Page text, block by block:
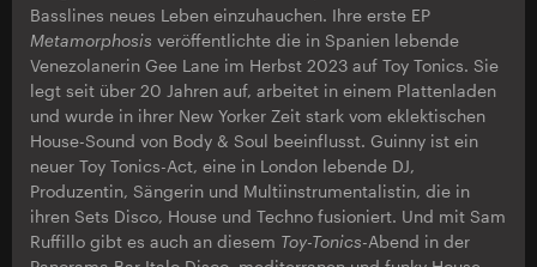
Basslines neues Leben einzuhauchen. Ihre erste EP
Metamorphosis veröffentlichte die in Spanien lebende
Venezolanerin Gee Lane im Herbst 2023 auf Toy Tonics. Sie
legt seit über 20 Jahren auf, arbeitet in einem Plattenladen
und wurde in ihrer New Yorker Zeit stark vom eklektischen
House-Sound von Body & Soul beeinflusst. Guinny ist ein
neuer Toy Tonics-Act, eine in London lebende DJ,
Produzentin, Sängerin und Multiinstrumentalistin, die in
ihren Sets Disco, House und Techno fusioniert. Und mit Sam
Ruffillo gibt es auch an diesem Toy-Tonics-Abend in der